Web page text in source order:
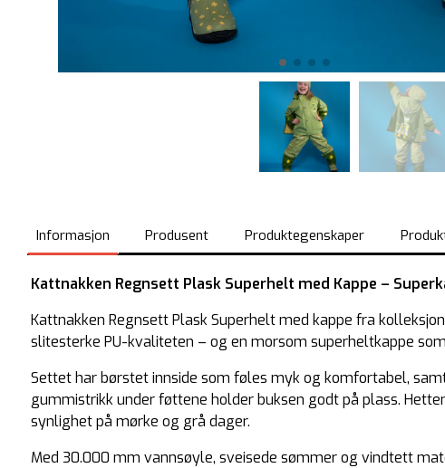
Informasjon Produsent Produktegenskaper
Kattnakken Regnsett Plask Superhelt med Kappe –
Kattnakken Regnsett Plask Superhelt med kappe fra
slitesterke PU-kvaliteten – og en morsom superheltkappe
Settet har børstet innside som føles myk og komfortabel,
gummistrikk under føttene holder buksen godt på plass.
synlighet på mørke og grå dager.
Med 30.000 mm vannsøyle, sveisede sømmer og vindtett